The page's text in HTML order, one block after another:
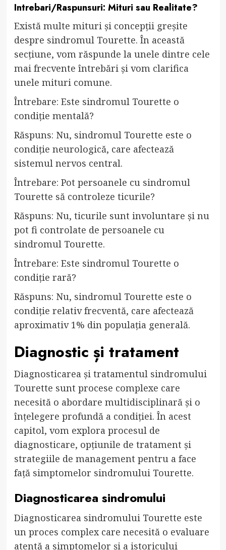
Intrebari/Raspunsuri: Mituri sau Realitate?
Există multe mituri și concepții greșite
despre sindromul Tourette. În această
secțiune, vom răspunde la unele dintre cele
mai frecvente întrebări și vom clarifica
unele mituri comune.
Întrebare: Este sindromul Tourette o
condiție mentală?
Răspuns: Nu, sindromul Tourette este o
condiție neurologică, care afectează
sistemul nervos central.
Întrebare: Pot persoanele cu sindromul
Tourette să controleze ticurile?
Răspuns: Nu, ticurile sunt involuntare și nu
pot fi controlate de persoanele cu
sindromul Tourette.
Întrebare: Este sindromul Tourette o
condiție rară?
Răspuns: Nu, sindromul Tourette este o
condiție relativ frecventă, care afectează
aproximativ 1% din populația generală.
Diagnostic și tratament
Diagnosticarea și tratamentul sindromului
Tourette sunt procese complexe care
necesită o abordare multidisciplinară și o
înțelegere profundă a condiției. În acest
capitol, vom explora procesul de
diagnosticare, opțiunile de tratament și
strategiile de management pentru a face
față simptomelor sindromului Tourette.
Diagnosticarea sindromului
Diagnosticarea sindromului Tourette este
un proces complex care necesită o evaluare
atentă a simptomelor și a istoricului